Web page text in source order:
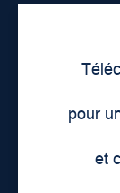
pour
et
Déontologie
Devenir
Lieux de